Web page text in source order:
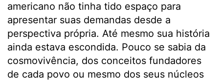
americano não tinha tido espaço para
apresentar suas demandas desde a
perspectiva própria. Até mesmo sua história
ainda estava escondida. Pouco se sabia da
cosmovivência, dos conceitos fundadores
de cada povo ou mesmo dos seus núcleos